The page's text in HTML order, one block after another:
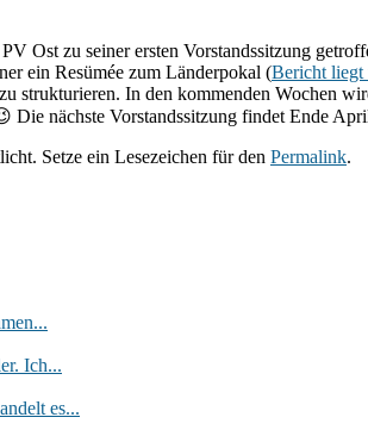
Ost zu seiner ersten Vorstandssitzung
ein Resümée zum Länderpokal (Bericht liegt
strukturieren. In den kommenden Wochen
nächste Vorstandssitzung findet Ende
Setze ein Lesezeichen für den Permalink.
Ich...
es...